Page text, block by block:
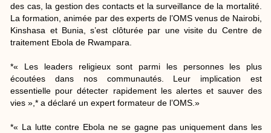
des cas, la gestion des contacts et la surveillance de la mortalité.
La formation, animée par des experts de l’OMS venus de Nairobi,
Kinshasa et Bunia, s’est clôturée par une visite du Centre de
traitement Ebola de Rwampara.
*« Les leaders religieux sont parmi les personnes les plus
écoutées dans nos communautés. Leur implication est
essentielle pour détecter rapidement les alertes et sauver des
vies »,* a déclaré un expert formateur de l’OMS.»
*« La lutte contre Ebola ne se gagne pas uniquement dans les